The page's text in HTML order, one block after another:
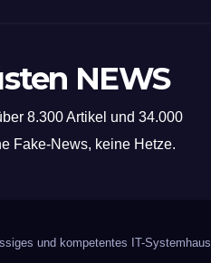
NEWS
8.300 Artikel und 34.000
Fake-News, keine Hetze.
und kompetentes IT-Systemhaus